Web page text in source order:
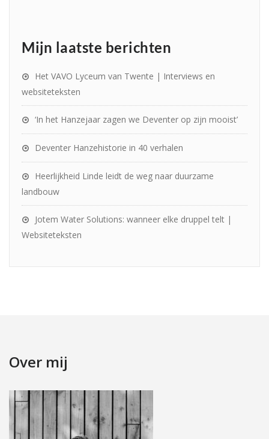
Mijn laatste berichten
Het VAVO Lyceum van Twente | Interviews en
websiteteksten
‘In het Hanzejaar zagen we Deventer op zijn mooist’
Deventer Hanzehistorie in 40 verhalen
Heerlijkheid Linde leidt de weg naar duurzame
landbouw
Jotem Water Solutions: wanneer elke druppel telt |
Websiteteksten
Over mij